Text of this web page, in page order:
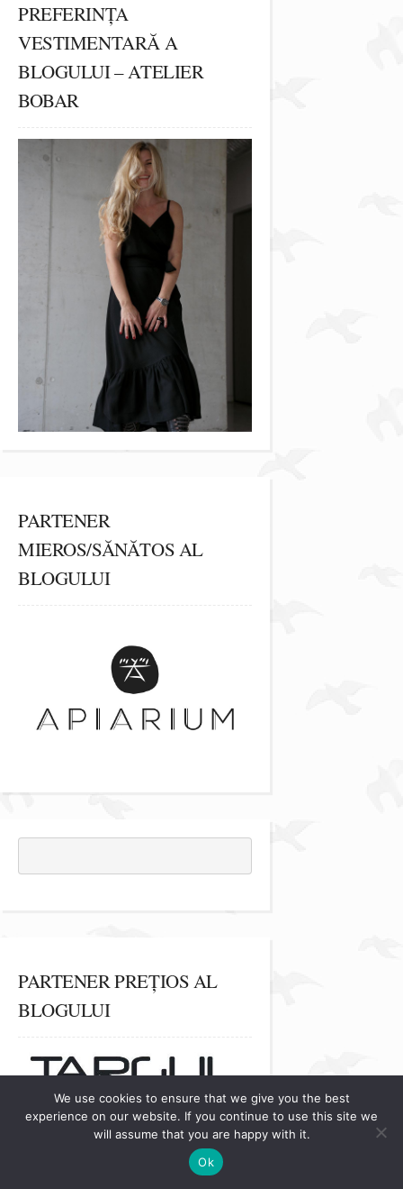
PREFERINȚA
VESTIMENTARĂ A
BLOGULUI – ATELIER
BOBAR
PARTENER
MIEROS/SĂNĂTOS AL
BLOGULUI
PARTENER PREȚIOS AL
BLOGULUI
We use cookies to ensure that we give you the best
experience on our website. If you continue to use this site we
will assume that you are happy with it.
Ok